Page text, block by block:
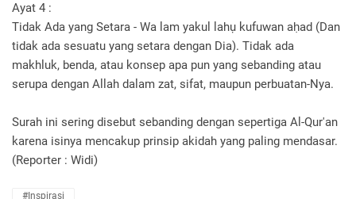
Ayat 4 :
Tidak Ada yang Setara - Wa lam yakul lahụ kufuwan aḥad (Dan
tidak ada sesuatu yang setara dengan Dia). Tidak ada
makhluk, benda, atau konsep apa pun yang sebanding atau
serupa dengan Allah dalam zat, sifat, maupun perbuatan-Nya.
Surah ini sering disebut sebanding dengan sepertiga Al-Qur'an
karena isinya mencakup prinsip akidah yang paling mendasar.
(Reporter : Widi)
#Inspirasi